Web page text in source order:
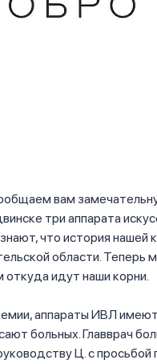
вам
три аппарата
что история нашей
области.
откуда идут наши корни.
аппараты ИВЛ
больных. Главврач
Ц. с